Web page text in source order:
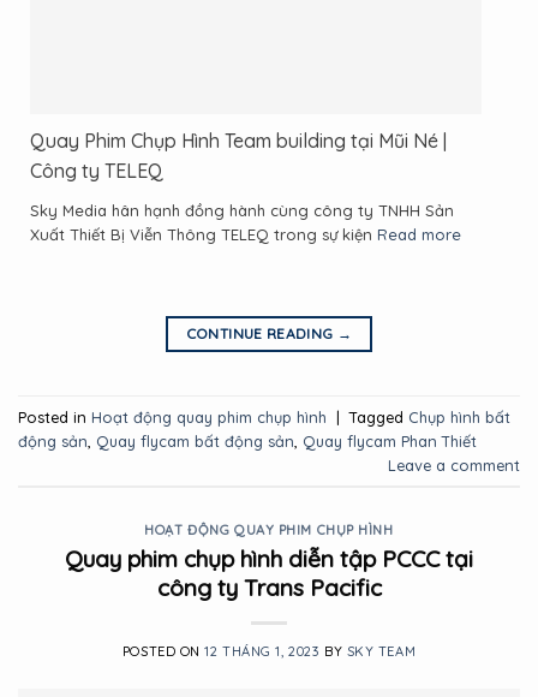
Quay Phim Chụp Hình Team building tại Mũi Né |
Công ty TELEQ
Sky Media hân hạnh đồng hành cùng công ty TNHH Sản
Xuất Thiết Bị Viễn Thông TELEQ trong sự kiện Read more
CONTINUE READING →
Posted in Hoạt động quay phim chụp hình | Tagged Chụp hình bất
động sản Quay flycam bất động sản Quay flycam Phan Thiết
Leave a comment
HOẠT ĐỘNG QUAY PHIM CHỤP HÌNH
Quay phim chụp hình diễn tập PCCC tại
công ty Trans Pacific
POSTED ON12 THÁNG 1, 2023 BY SKY TEAM